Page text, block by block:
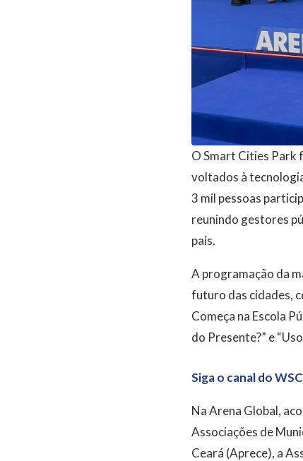
O Smart Cities Park
voltados à
3 mil pessoas
reunindo gestores
país.
A programação da
futuro das cidades,
Começa na Escola
do Presente?” e
Siga o canal do
Na Arena Global,
Associações de
Ceará (Aprece), a